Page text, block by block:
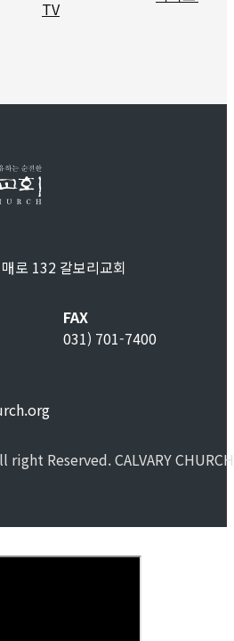
로 132 갈보리교회
FAX
031) 701-7400
Reserved. CALVARY CHURCH